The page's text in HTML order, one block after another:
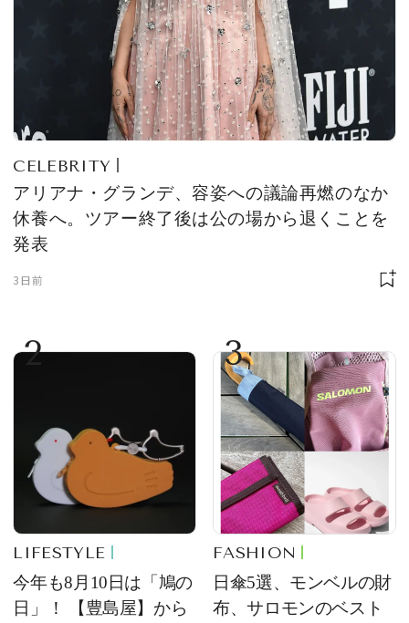
CELEBRITY
アリアナ・グランデ、容姿への議論再燃のなか
休養へ。ツアー終了後は公の場から退くことを
発表
3日前
2
LIFESTYLE
今年も8月10日は「鳩の
日」！ 【豊島屋】から
3
FASHION
日傘5選、モンベルの財
布、サロモンのベスト